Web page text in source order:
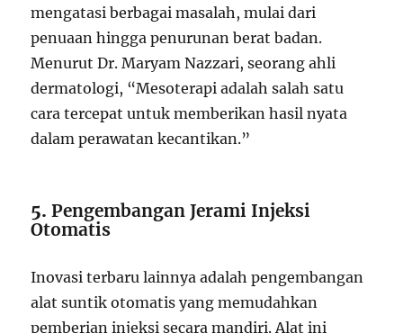
mengatasi berbagai masalah, mulai dari
penuaan hingga penurunan berat badan.
Menurut Dr. Maryam Nazzari, seorang ahli
dermatologi, “Mesoterapi adalah salah satu
cara tercepat untuk memberikan hasil nyata
dalam perawatan kecantikan.”
5.Pengembangan Jerami Injeksi
Otomatis
Inovasi terbaru lainnya adalah pengembangan
alat suntik otomatis yang memudahkan
pemberian injeksi secara mandiri. Alat ini